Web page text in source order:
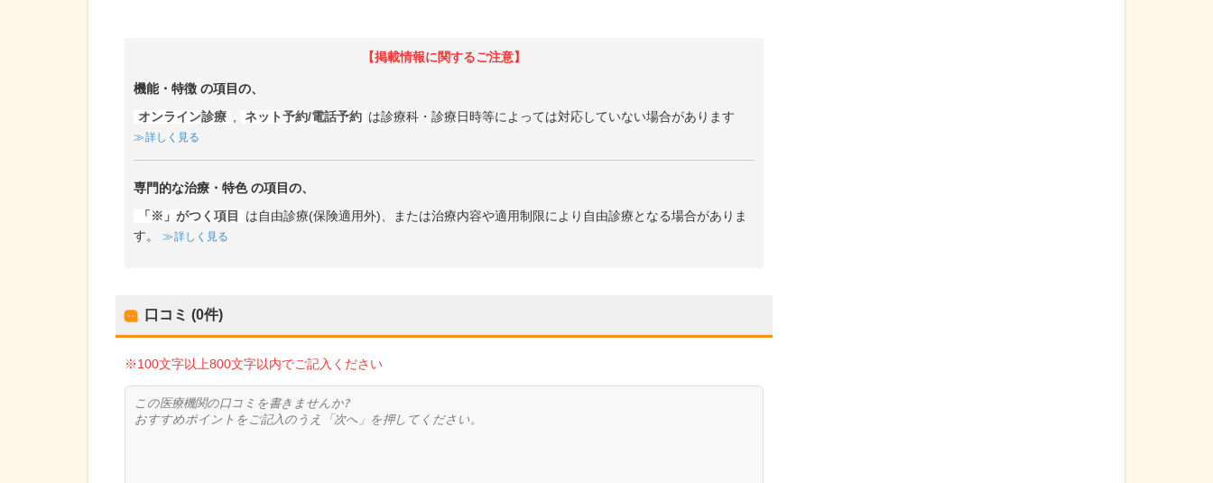
【掲載情報に関するご注意】
機能・特徴 の項目の、
オンライン診療 ネット予約/電話予約 は診療科・診療日時等によっては対応していない場合があります
詳しく見る
専門的な治療・特色の項目の、
「※」がつく項目
は自由診療(保険適用外)、または治療内容や適用制限により自由診療となる場合がありま
す。
詳しく見る
口コミ (0件)
※100文字以上800文字以内でご記入ください